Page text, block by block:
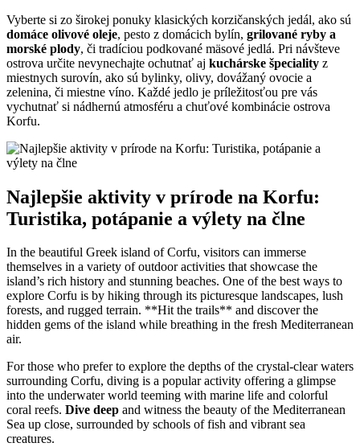
Vyberte si zo širokej ponuky klasických korzičanských jedál, ako sú
domáce olivové oleje, pesto z domácich bylín, grilované ryby a
morské plody, či tradíciou podkované mäsové jedlá. Pri návšteve
ostrova určite nevynechajte ochutnať aj kuchárske špeciality z
miestnych surovín, ako sú bylinky, olivy, dovážaný ovocie a
zelenina, či miestne víno. Každé jedlo je príležitosťou pre vás
vychutnať si nádhernú atmosféru a chuťové kombinácie ostrova
Korfu.
Najlepšie aktivity v prírode na Korfu:
Turistika, potápanie a výlety na člne
In the beautiful Greek island of Corfu, visitors can immerse
themselves in a variety of outdoor activities that showcase the
island’s rich history and stunning beaches. One of the best ways to
explore Corfu is by hiking through its picturesque landscapes, lush
forests, and rugged terrain. **Hit the trails** and discover the
hidden gems of the island while breathing in the fresh Mediterranean
air.
For those who prefer to explore the depths of the crystal-clear waters
surrounding Corfu, diving is a popular activity offering a glimpse
into the underwater world teeming with marine life and colorful
coral reefs. Dive deep and witness the beauty of the Mediterranean
Sea up close, surrounded by schools of fish and vibrant sea
creatures.